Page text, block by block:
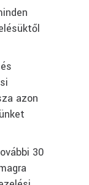
azon
30